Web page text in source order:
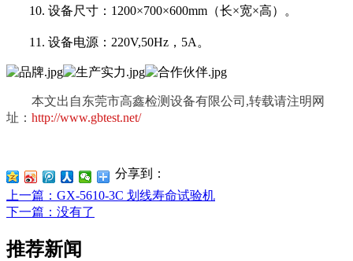
10. 设备尺寸： 1200×700×600mm（长×宽×高）。
11. 设备电源： 220V,50Hz，5A。
本文出自东莞市高鑫检测设备有限公司,转载请注明网
址： http://www.gbtest.net/
分享到：
上一篇 ：GX-5610-3C 划线寿命试验机
下一篇 ：没有了
推荐新闻